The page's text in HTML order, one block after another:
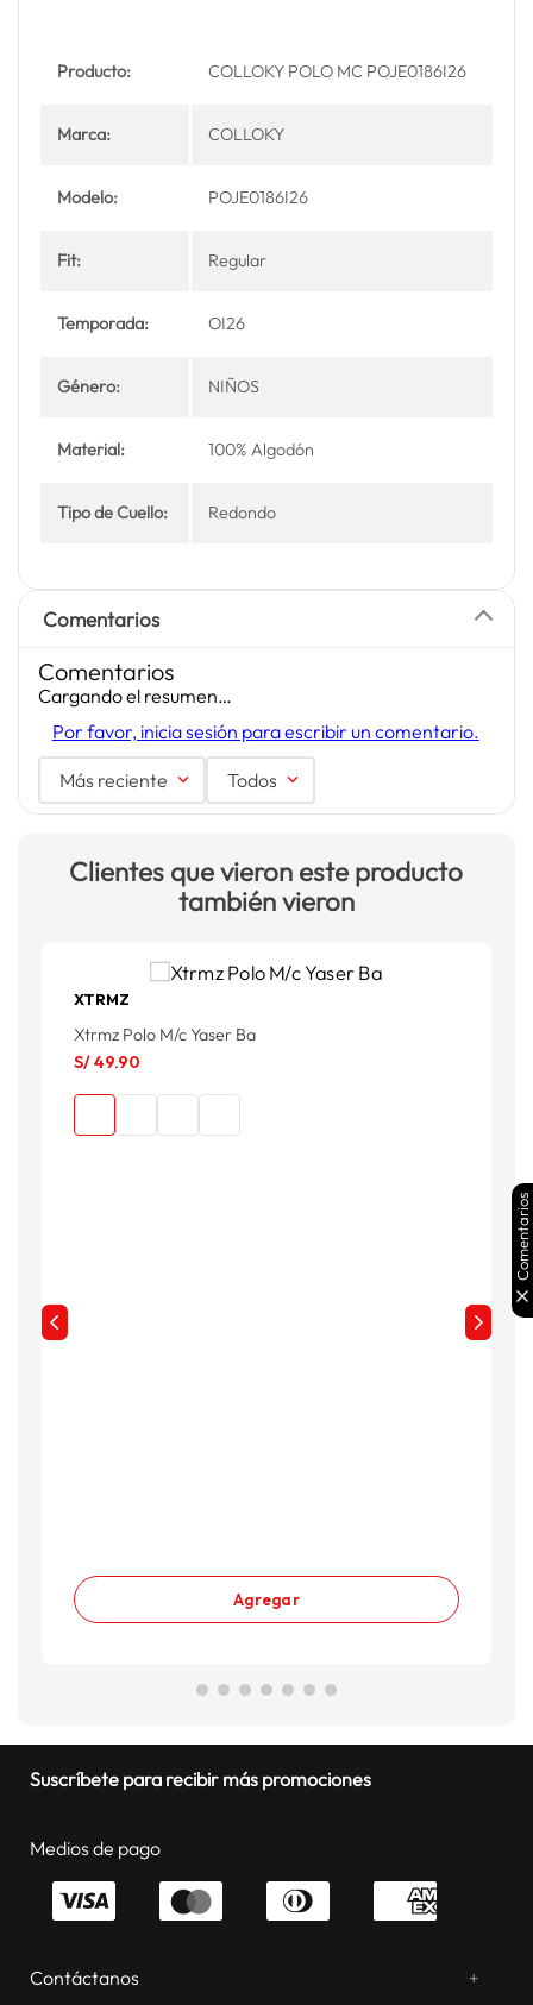
Producto: COLLOKY POLO MC POJE0186I26
Marca: COLLOKY
Modelo: POJE0186I26
Fit: Regular
Temporada: OI26
Género: NIÑOS
Material: 100% Algodón
Tipo de Cuello: Redondo
Comentarios
Comentarios
Cargando el resumen…
Por favor, inicia sesión para escribir un comentario.
Más reciente Todos
Clientes que vieron este producto
también vieron
XTRMZ
Xtrmz Polo M/c Yaser Ba
S/49.90
Agregar
Suscríbete para recibir más promociones
Medios de pago
Contáctanos +
Comentarios